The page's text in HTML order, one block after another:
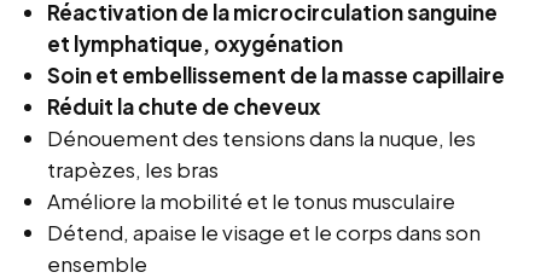
Réactivation de la microcirculation sanguine
et lymphatique, oxygénation
Soin et embellissement de la masse capillaire
Réduit la chute de cheveux
Dénouement des tensions dans la nuque, les
trapèzes, les bras
Améliore la mobilité et le tonus musculaire
Détend, apaise le visage et le corps dans son
ensemble